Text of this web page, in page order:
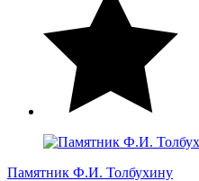
Памятник Ф.И. Толбухину